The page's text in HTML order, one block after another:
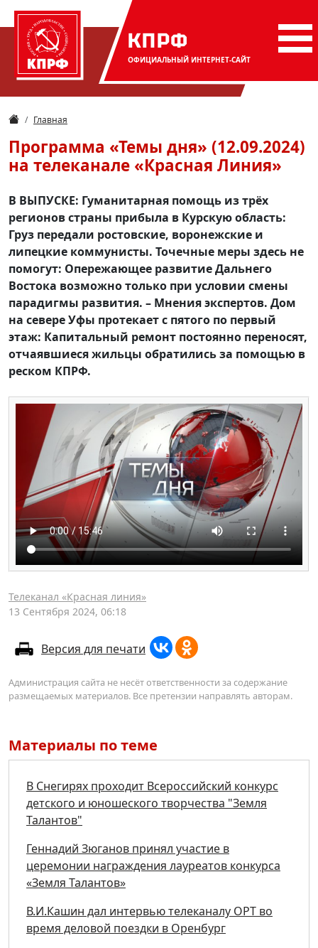
КПРФ
ОФИЦИАЛЬНЫЙ ИНТЕРНЕТ-САЙТ
Главная
Программа «Темы дня» (12.09.2024)
на телеканале «Красная Линия»
В ВЫПУСКЕ: Гуманитарная помощь из трёх
регионов страны прибыла в Курскую область:
Груз передали ростовские, воронежские и
липецкие коммунисты. Точечные меры здесь не
помогут: Опережающее развитие Дальнего
Востока возможно только при условии смены
парадигмы развития. – Мнения экспертов. Дом
на севере Уфы протекает с пятого по первый
этаж: Капитальный ремонт постоянно переносят,
отчаявшиеся жильцы обратились за помощью в
реском КПРФ.
Телеканал «Красная линия»
13 Сентября 2024, 06:18
Версия для печати
Администрация сайта не несёт ответственности за содержание
размещаемых материалов. Все претензии направлять авторам.
Материалы по теме
В Снегирях проходит Всероссийский конкурс
детского и юношеского творчества "Земля
Талантов"
Геннадий Зюганов принял участие в
церемонии награждения лауреатов конкурса
«Земля Талантов»
В.И.Кашин дал интервью телеканалу ОРТ во
время деловой поездки в Оренбург